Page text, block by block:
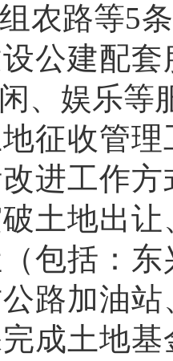
农路等5
公建配
、娱乐等
收管理
进工作
土地出
包括：
路加油
成土地